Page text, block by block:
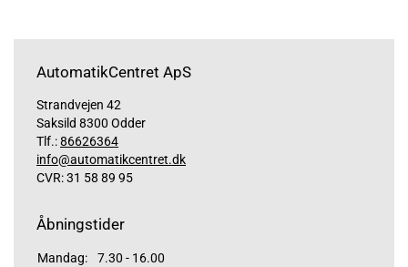
AutomatikCentret ApS
Strandvejen 42
Saksild 8300 Odder
Tlf.:86626364
info@automatikcentret.dk
CVR: 31 58 89 95
Åbningstider
Mandag:
7.30 - 16.00